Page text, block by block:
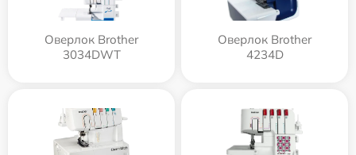
Оверлок Brother
3034DWT
Оверлок Brother
4234D